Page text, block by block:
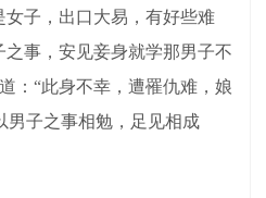
女子，出口大易，有好些难
之事，安见妾身就学那男子不
：“此身不幸，遭罹仇难，娘
男子之事相勉，足见相成